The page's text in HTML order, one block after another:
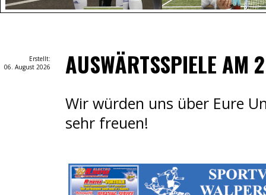
Erstellt:
06. August 2026
AUSWÄRTSSPIELE AM
Wir würden uns über Eure
sehr freuen!